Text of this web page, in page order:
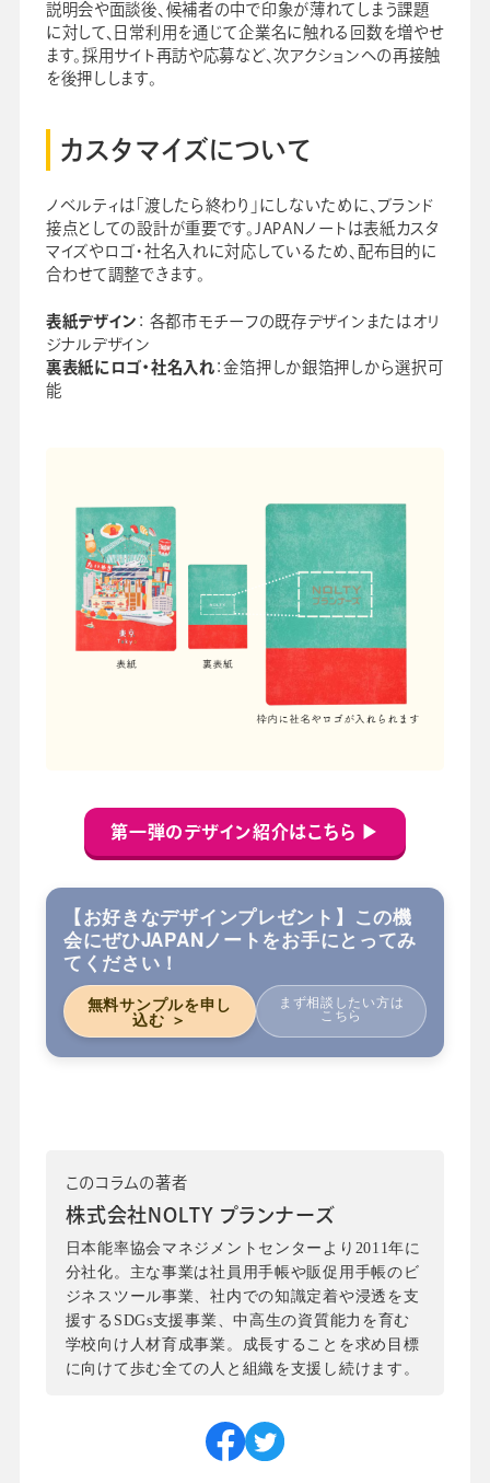
説明会や面談後、候補者の中で印象が薄れてしまう課題
に対して、日常利用を通じて企業名に触れる回数を増やせ
ます。採用サイト再訪や応募など、次アクションへの再接触
を後押しします。
カスタマイズについて
ノベルティは「渡したら終わり」にしないために、ブランド
接点としての設計が重要です。JAPANノートは表紙カスタ
マイズやロゴ・社名入れに対応しているため、配布目的に
合わせて調整できます。
表紙デザイン ： 各都市モチーフの既存デザインまたはオリ
ジナルデザイン
裏表紙にロゴ・社名入れ ：金箔押しか銀箔押しから選択可
能
第一弾のデザイン紹介はこちら ▶
【お好きなデザインプレゼント】この機
会にぜひJAPANノートをお手にとってみ
てください！
無料サンプルを申し
込む ＞
まず相談したい方は
こちら
このコラムの著者
株式会社NOLTY プランナーズ
日本能率協会マネジメントセンターより2011年に
分社化。主な事業は社員用手帳や販促用手帳のビ
ジネスツール事業、社内での知識定着や浸透を支
援するSDGs支援事業、中高生の資質能力を育む
学校向け人材育成事業。成長することを求め目標
に向けて歩む全ての人と組織を支援し続けます。